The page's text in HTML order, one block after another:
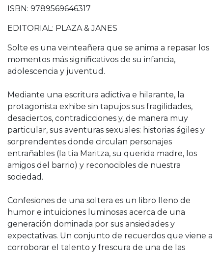
ISBN: 9789569646317
EDITORIAL: PLAZA & JANES
Solte es una veinteañera que se anima a repasar los
momentos más significativos de su infancia,
adolescencia y juventud.
Mediante una escritura adictiva e hilarante, la
protagonista exhibe sin tapujos sus fragilidades,
desaciertos, contradicciones y, de manera muy
particular, sus aventuras sexuales: historias ágiles y
sorprendentes donde circulan personajes
entrañables (la tía Maritza, su querida madre, los
amigos del barrio) y reconocibles de nuestra
sociedad.
Confesiones de una soltera es un libro lleno de
humor e intuiciones luminosas acerca de una
generación dominada por sus ansiedades y
expectativas. Un conjunto de recuerdos que viene a
corroborar el talento y frescura de una de las